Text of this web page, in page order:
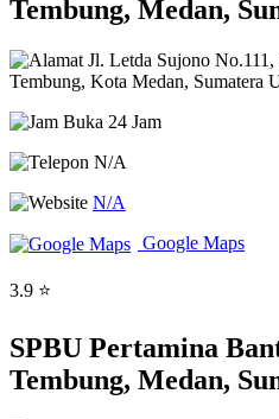
Tembung, Medan,
Jl. Letda Sujono
Tembung, Kota Medan, Sumatera
Buka 24 Jam
N/A
N/A
Google Maps
3.9 ⭐
SPBU Pertamina
Tembung, Medan,